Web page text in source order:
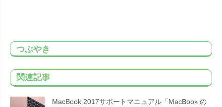
つぶやき
関連記事
MacBook 2017サポートマニュアル「MacBook の